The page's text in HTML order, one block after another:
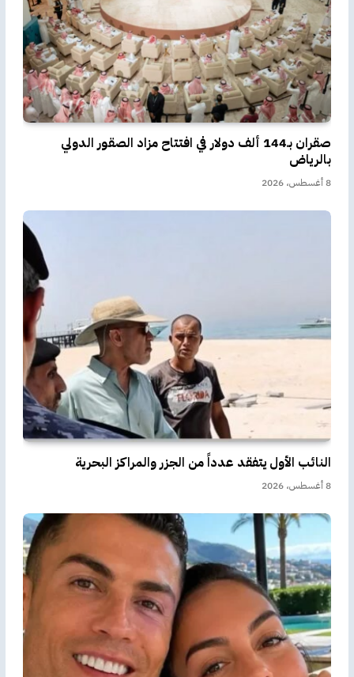
صقران بـ144 ألف دولار في افتتاح مزاد الصقور الدولي
بالرياض
8 أغسطس، 2026
النائب الأول يتفقد عدداً من الجزر والمراكز البحرية
8 أغسطس، 2026